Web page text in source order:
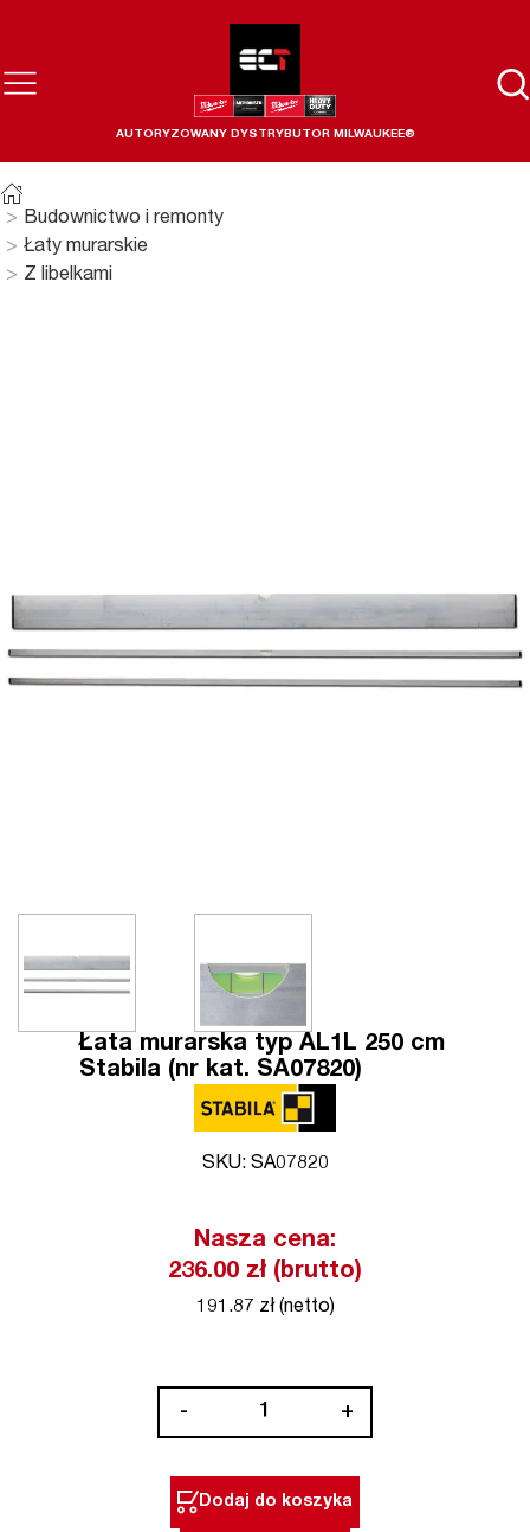
AUTORYZOWANY DYSTRYBUTOR MILWAUKEE®
Budownictwo i remonty
Łaty murarskie
Z libelkami
Łata murarska typ AL1L 250 cm
Stabila (nr kat. SA07820)
SKU: SA07820
Nasza cena:
236.00 zł (brutto)
191.87 zł (netto)
-
typ
AL1L
+
Dodaj do koszyka